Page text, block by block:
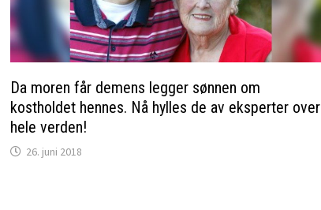
Da moren får demens legger sønnen om
kostholdet hennes. Nå hylles de av eksperter over
hele verden!
26. juni 2018